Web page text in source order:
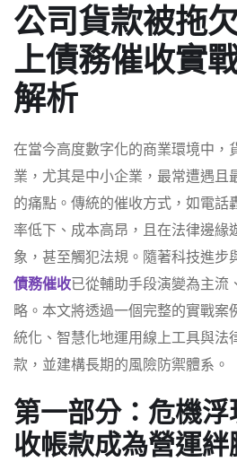
公司貨款被拖
上債務催收實
解析
在當今高度數字化的商業環境中，
業，尤其是中小企業，最常遭遇且
的痛點。傳統的催收方式，如電話
率低下、成本高昂，且在法律邊緣
象，甚至觸犯法規。隨著科技進步
債務催收已從輔助手段演變為主流
略。本文將透過一個完整的實戰案
統化、智慧化地運用線上工具與法
款，並建構長期的風險防禦體系。
第一部分：危機
收帳款成為營運絆